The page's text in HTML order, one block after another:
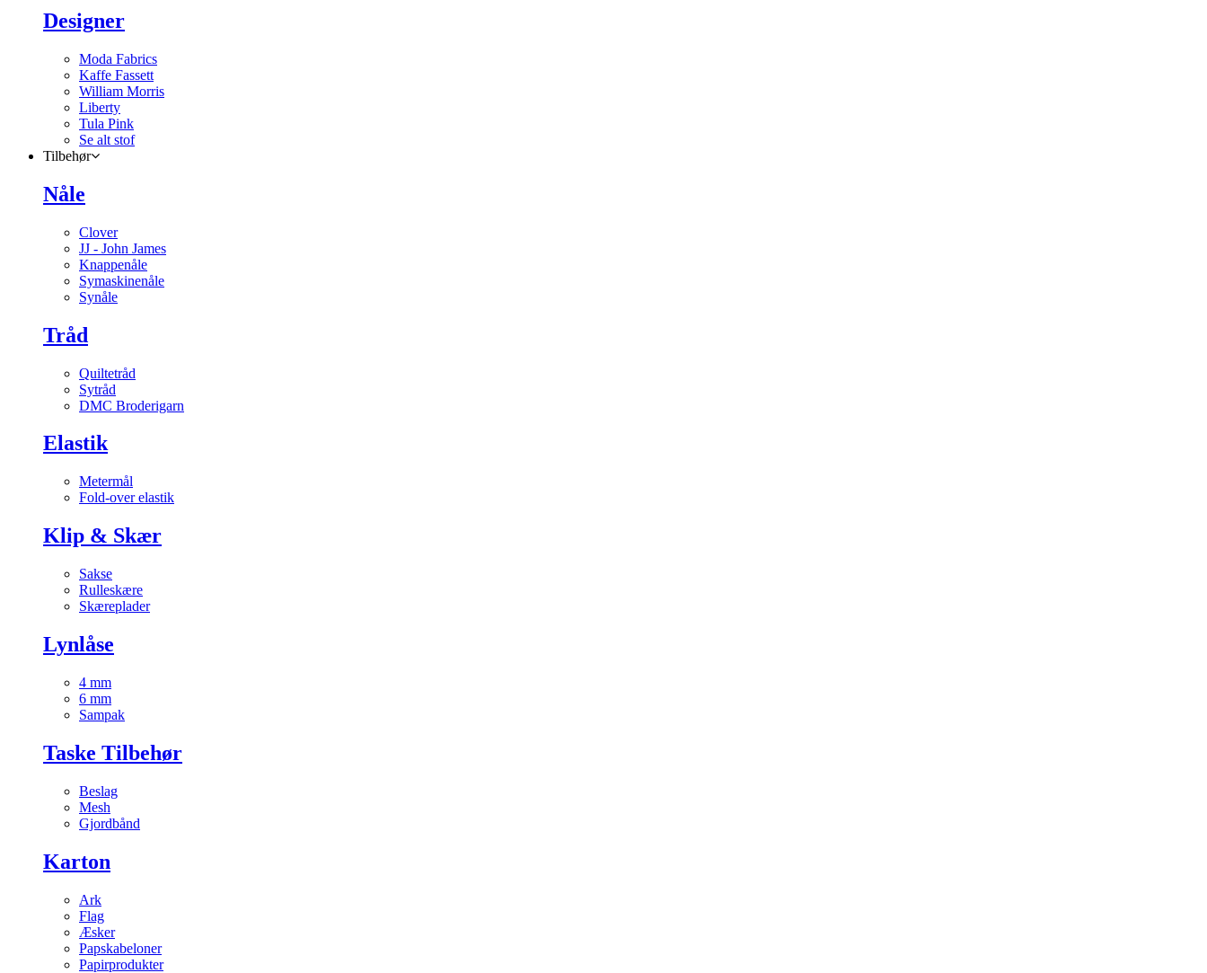
Designer
Moda Fabrics
Kaffe Fassett
William Morris
Liberty
Tula Pink
Se alt stof
Tilbehør
Nåle
Clover
JJ - John James
Knappenåle
Symaskinenåle
Synåle
Tråd
Quiltetråd
Sytråd
DMC Broderigarn
Elastik
Metermål
Fold-over elastik
Klip & Skær
Sakse
Rulleskære
Skæreplader
Lynlåse
4 mm
6 mm
Sampak
Taske Tilbehør
Beslag
Mesh
Gjordbånd
Karton
Ark
Flag
Æsker
Papskabeloner
Papirprodukter